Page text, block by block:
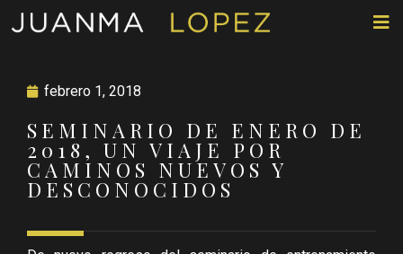
febrero 1, 2018
SEMINARIO DE ENERO DE
2018, UN VIAJE POR
CAMINOS NUEVOS Y
DESCONOCIDOS